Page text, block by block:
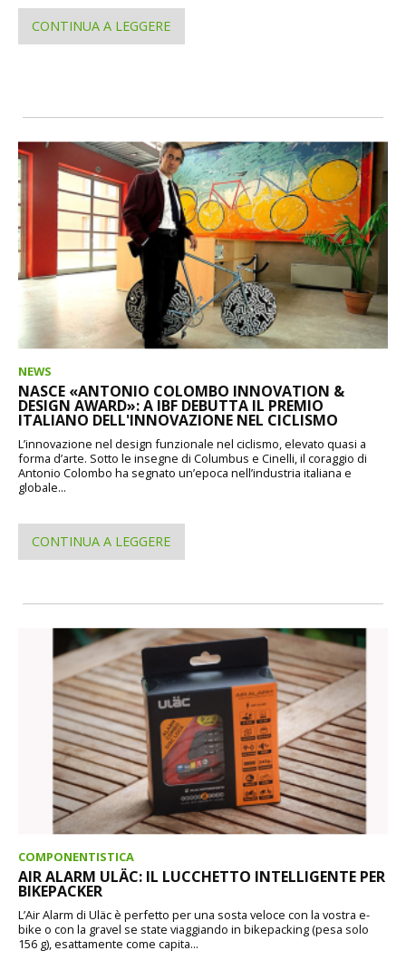
CONTINUA A LEGGERE
NEWS
NASCE «ANTONIO COLOMBO INNOVATION &
DESIGN AWARD»: A IBF DEBUTTA IL PREMIO
ITALIANO DELL'INNOVAZIONE NEL CICLISMO
L’innovazione nel design funzionale nel ciclismo, elevato quasi a
forma d’arte. Sotto le insegne di Columbus e Cinelli, il coraggio di
Antonio Colombo ha segnato un’epoca nell’industria italiana e
globale...
CONTINUA A LEGGERE
COMPONENTISTICA
AIR ALARM ULÄC: IL LUCCHETTO INTELLIGENTE PER
BIKEPACKER
L’Air Alarm di Uläc è perfetto per una sosta veloce con la vostra e-
bike o con la gravel se state viaggiando in bikepacking (pesa solo
156 g), esattamente come capita...